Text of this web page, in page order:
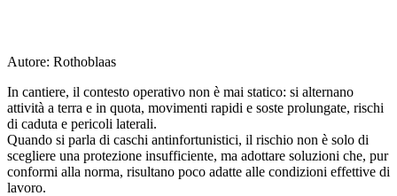
Autore: Rothoblaas
In cantiere, il contesto operativo non è mai statico: si alternano
attività a terra e in quota, movimenti rapidi e soste prolungate, rischi
di caduta e pericoli laterali.
Quando si parla di caschi antinfortunistici, il rischio non è solo di
scegliere una protezione insufficiente, ma adottare soluzioni che, pur
conformi alla norma, risultano poco adatte alle condizioni effettive di
lavoro.